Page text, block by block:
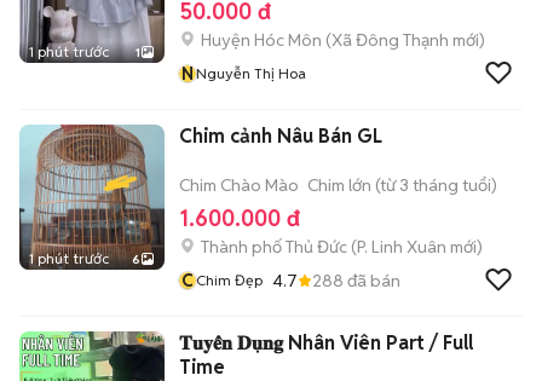
1 phút trước 1
50.000 đ
Huyện Hóc Môn (Xã Đông Thạnh mới)
NNguyễn Thị Hoa
1 phút trước 6
Chim cảnh Nâu Bán GL
Chim Chào Mào Chim lớn (từ 3 tháng tuổi)
1.600.000 đ
Thành phố Thủ Đức (P. Linh Xuân mới)
CChim Đẹp 4.7 288 đã bán
𝐓𝐮𝐲𝐞̂̉𝐧 𝐃𝐮̣𝐧𝐠 Nhân Viên Part / Full
Time